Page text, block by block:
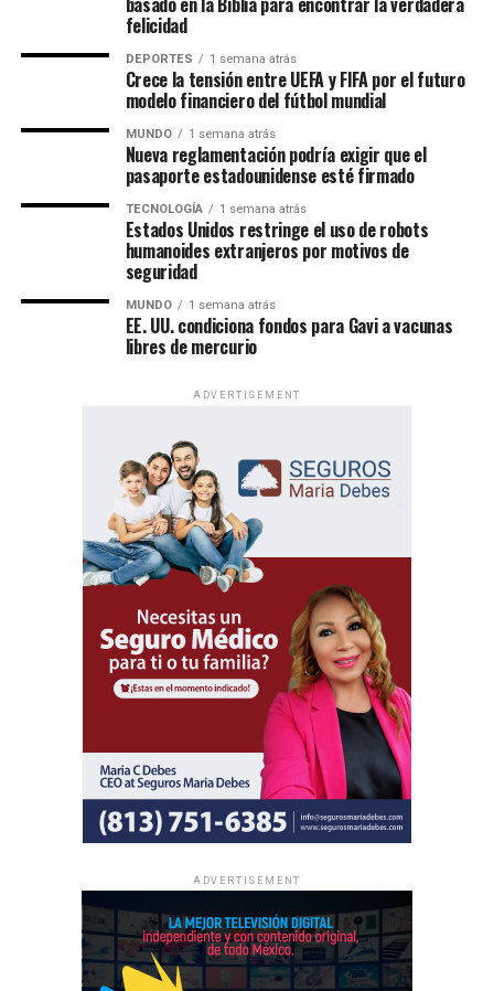
El fisicoculturista Cedric McMillan murió a los 44 años
150 casos de salmonelosis vinculados al chocolate
Enfoque Now
Enfoque Now es una plataforma digital dedicada a conectar e
informar a la comunidad latina acerca de los acontecimientos
que suceden a nivel local e internacional.
Un evento de alcance mundial
Las Asambleas Regionales “Felices para siempre” se
celebran en más de 230 países, mediante la organización
de más de 6,000 asambleas presentadas en más de 500
Por su parte, las Asambleas Internacionales ofrecerán el
permitiendo que personas de diversas culturas e idiomas
participen de un mismo contenido bíblico.
Además del programa espiritual, los delegados
internacionales participarán en actividades de predicación
local y en oportunidades de intercambio de ánimo con
hermanos de distintas partes del mundo.
Al igual que las asambleas regionales, la entrada a todas
las asambleas internacionales es completamente gratuita
y no se realizan colectas de dinero.
La información oficial sobre fechas, lugares y el programa
completo de las Asambleas Regionales e Internacionales
está disponible en JW.ORG.
felicidad
DEPORTES 1 semana atrás
Crece la tensión entre UEFA y FIFA por el futuro
modelo financiero del fútbol mundial
MUNDO 1 semana atrás
Nueva reglamentación podría exigir que el
pasaporte estadounidense esté firmado
TECNOLOGÍA 1 semana atrás
Estados Unidos restringe el uso de robots
humanoides extranjeros por motivos de
seguridad
MUNDO 1 semana atrás
EE. UU. condiciona fondos para Gavi a vacunas
libres de mercurio
ADVERTISEMENT
ADVERTISEMENT